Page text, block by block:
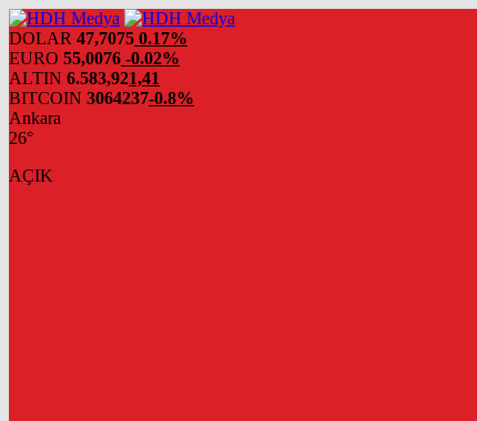
DOLAR 47,7075 0.17%
EURO 55,0076 -0.02%
ALTIN 6.583,921,41
BITCOIN 3064237-0.8%
Ankara
26°
AÇIK